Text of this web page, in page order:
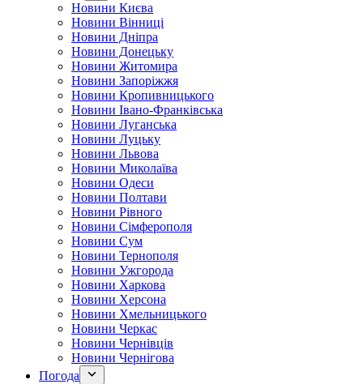
Новини Києва
Новини Вінниці
Новини Дніпра
Новини Донецьку
Новини Житомира
Новини Запоріжжя
Новини Кропивницького
Новини Івано-Франківська
Новини Луганська
Новини Луцьку
Новини Львова
Новини Миколаїва
Новини Одеси
Новини Полтави
Новини Рівного
Новини Сімферополя
Новини Сум
Новини Тернополя
Новини Ужгорода
Новини Харкова
Новини Херсона
Новини Хмельницького
Новини Черкас
Новини Чернівців
Новини Чернігова
Погода